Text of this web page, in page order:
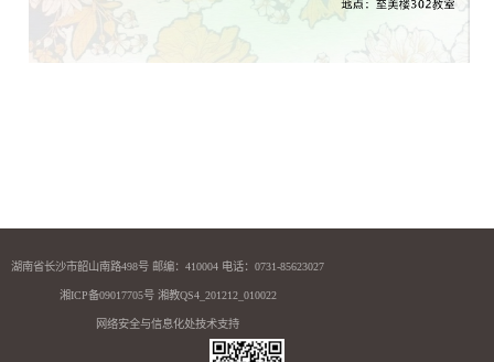
湖南省长沙市韶山南路498号 邮编：410004 电话：0731-85623027
湘ICP备09017705号 湘教QS4_201212_010022
网络安全与信息化处技术支持